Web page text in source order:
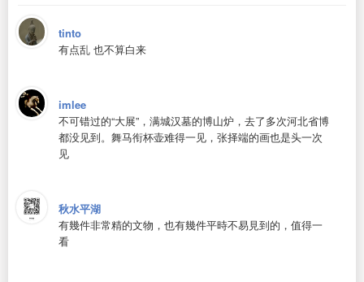
tinto
有点乱 也不算白来
imlee
不可错过的“大展”，满城汉墓的博山炉，去了多次河北省博
都没见到。舞马衔杯壶难得一见，张择端的画也是头一次
见
秋水平湖
有幾件非常精的文物，也有幾件平時不易見到的，值得一
看